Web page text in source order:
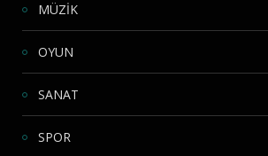
MÜZİK
OYUN
SANAT
SPOR